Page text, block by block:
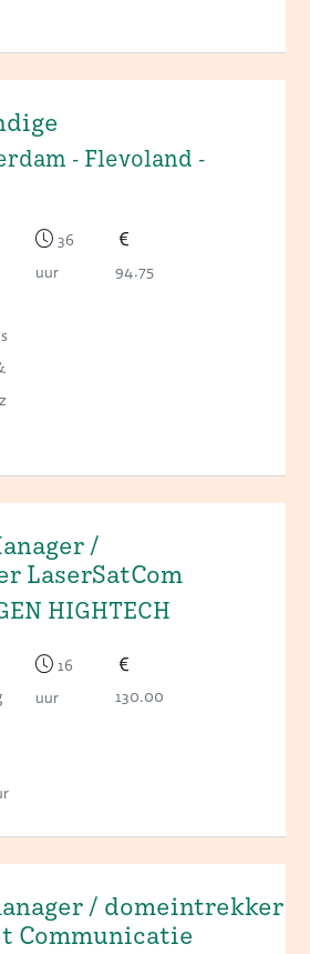
- Flevoland -
36
uur
94.75
/
LaserSatCom
HIGHTECH
16
uur
130.00
/ domeintrekker
Communicatie